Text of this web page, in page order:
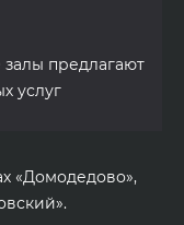
предлагают
услуг
«Домодедово»,